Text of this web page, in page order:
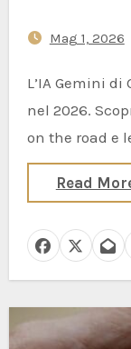
Mag 1, 2026
L’IA Gemini di Google arriverà su milioni di veicoli
nel 2026.
on the road e
Read